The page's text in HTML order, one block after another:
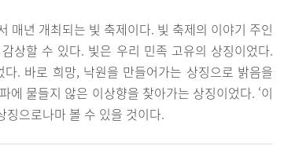
매년 개최되는 빛 축제이다. 빛 축제의 이야기 주인
상할 수 있다. 빛은 우리 민족 고유의 상징이었다.
다. 바로 희망, 낙원을 만들어가는 상징으로 밝음을
물들지 않은 이상향을 찾아가는 상징이었다. ‘이
징으로나마 볼 수 있을 것이다.